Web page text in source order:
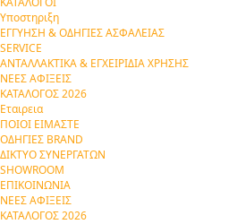
Υποστηριξη
ΕΓΓΥΗΣΗ & ΟΔΗΓΙΕΣ ΑΣΦΑΛΕΙΑΣ
SERVICE
ΑΝΤΑΛΛΑΚΤΙΚΑ & ΕΓΧΕΙΡΙΔΙΑ ΧΡΗΣΗΣ
ΝΕΕΣ ΑΦΙΞΕΙΣ
ΚΑΤΑΛΟΓΟΣ 2026
Εταιρεια
ΠΟΙΟΙ ΕΙΜΑΣΤΕ
ΟΔΗΓΙΕΣ BRAND
ΔΙΚΤΥΟ ΣΥΝΕΡΓΑΤΩΝ
SHOWROOM
ΕΠΙΚΟΙΝΩΝΙΑ
ΝΕΕΣ ΑΦΙΞΕΙΣ
ΚΑΤΑΛΟΓΟΣ 2026